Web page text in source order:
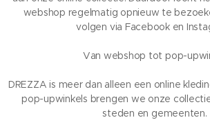
webshop regelmatig opnieuw te
volgen via Facebook en
Van webshop tot pop-
DREZZA is meer dan alleen een online
pop-upwinkels brengen we onze
steden en gemeenten.